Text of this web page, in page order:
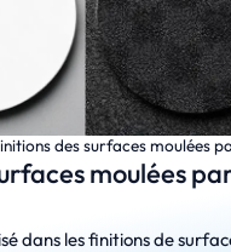
des surfaces moulées
moulées
dans les finitions de